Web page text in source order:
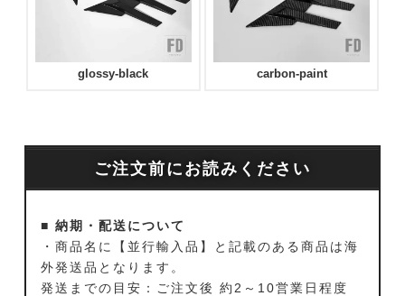
glossy-black carbon-paint
ご注文前にお読みください
■ 納期・配送について
・商品名に【並行輸入品】と記載のある商品は海
外発送品となります。
発送までの目安：ご注文後 約2～10営業日程度